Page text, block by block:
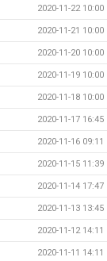
2020-11-22 10:00
2020-11-21 10:00
2020-11-20 10:00
2020-11-19 10:00
2020-11-18 10:00
2020-11-17 16:45
2020-11-16 09:11
2020-11-15 11:39
2020-11-14 17:47
2020-11-13 13:45
2020-11-12 14:11
2020-11-11 14:11